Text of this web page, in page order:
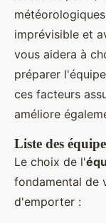
imprévisible et
vous aidera à
préparer
ces facteurs
améliore
Liste des
Le choix de l'
fondamental de
d'emporter :